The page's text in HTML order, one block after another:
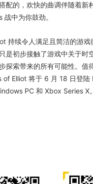
配的，欢快的曲调伴随着新
中为你鼓劲。
持续令人满足且简洁的游戏
是初步接触了游戏中关于时
探索带来的所有可能性。值
Elliot 将于 6 月 18 日登陆
PC 和 Xbox Series X。